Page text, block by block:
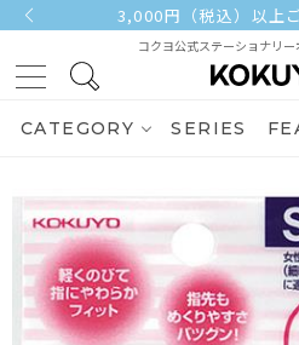
3,000円（税込）以上
コクヨ公式ステーショナリ
CATEGORY SERIES